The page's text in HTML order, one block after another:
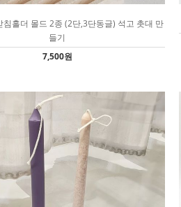
침홀더 몰드 2종 (2단,3단동글) 석고 촛대 만
들기
7,500원